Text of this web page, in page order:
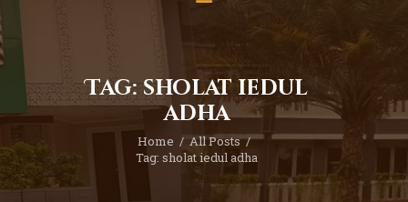
Tag: sholat iedul
adha
Home
All Posts
Tag: sholat iedul adha
Yuk Berdonasi
Kontak